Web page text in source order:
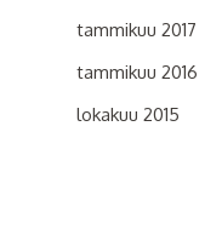
tammikuu 2017
tammikuu 2016
lokakuu 2015